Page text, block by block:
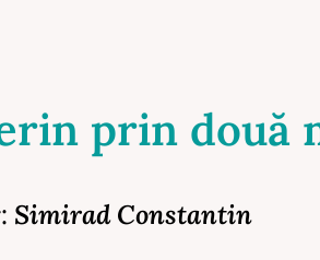
prin două
Simirad Constantin